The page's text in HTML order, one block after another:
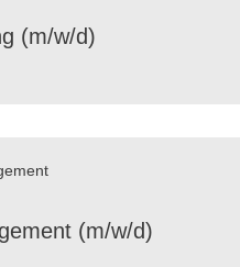
(m/​w/​d)
(m/​w/​d)